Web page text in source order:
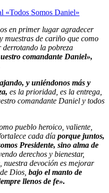
«Todos Somos Daniel»
en primer lugar agradecer
muestras de cariño que como
la pobreza
comandante Daniel»,
y uniéndonos más y
es la prioridad, es la entrega,
comandante Daniel y todos
pueblo heroico, valiente,
cada día porque juntos,
Presidente, sino alma de
derechos y bienestar,
nuestra devoción es mejorar
Dios, bajo el manto de
llenos de fe».